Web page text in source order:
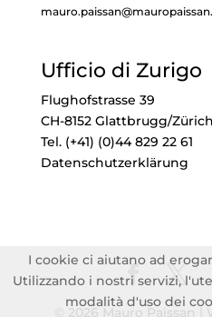
Ufficio di Zurigo
Flughofstrasse 39
CH-8152 Glattbrugg/Zürich
Tel. (+41) (0)44 829 22 61
Datenschutzerklärung
© 2026 Mauro Paissan |
I cookie ci aiutano ad
Utilizzando i nostri servizi,
modalità d'uso dei